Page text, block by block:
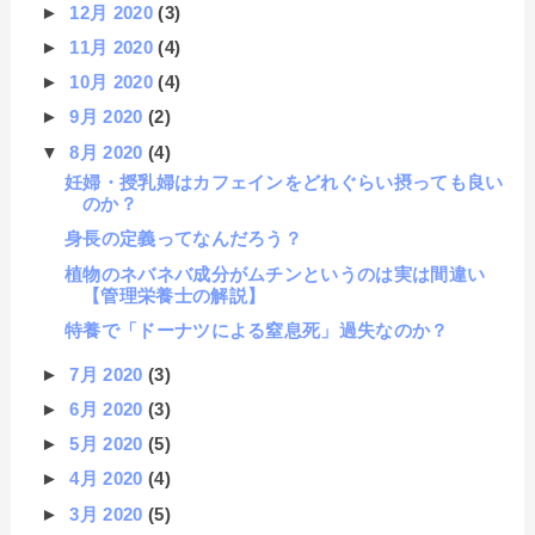
► 12月 2020(3)
► 11月 2020(4)
► 10月 2020(4)
►9月 2020 (2)
▼8月 2020 (4)
妊婦・授乳婦はカフェインをどれぐらい摂っても良い
のか？
身長の定義ってなんだろう？
植物のネバネバ成分がムチンというのは実は間違い
【管理栄養士の解説】
特養で「ドーナツによる窒息死」過失なのか？
►7月 2020 (3)
►6月 2020 (3)
►5月 2020 (5)
►4月 2020 (4)
►3月 2020 (5)